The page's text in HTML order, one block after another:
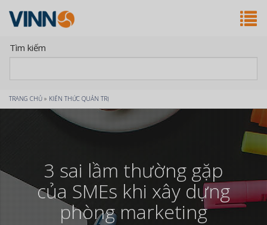
Tìm kiếm
Bạn
đang
ở
đây
TRANG CHỦ » KIẾN THỨC QUẢN TRỊ
3 sai lầm thường gặp
của SMEs khi xây dựng
phòng marketing